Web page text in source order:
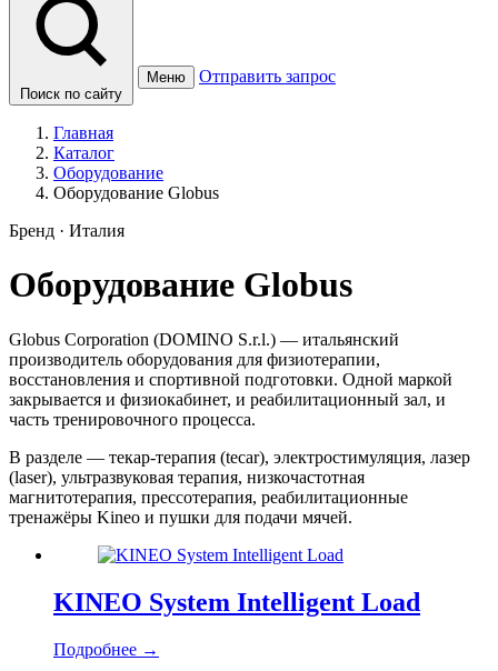
Поиск по сайту
Меню Отправить запрос
Главная
Каталог
Оборудование
Оборудование Globus
Бренд · Италия
Оборудование Globus
Globus Corporation (DOMINO S.r.l.) — итальянский
производитель оборудования для физиотерапии,
восстановления и спортивной подготовки. Одной маркой
закрывается и физиокабинет, и реабилитационный зал, и
часть тренировочного процесса.
В разделе — текар-терапия (tecar), электростимуляция, лазер
(laser), ультразвуковая терапия, низкочастотная
магнитотерапия, прессотерапия, реабилитационные
тренажёры Kineo и пушки для подачи мячей.
KINEO System Intelligent Load
Подробнее →